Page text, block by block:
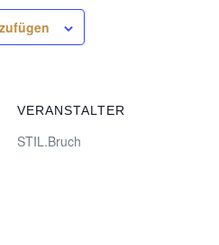
VERANSTALTER
STIL.Bruch